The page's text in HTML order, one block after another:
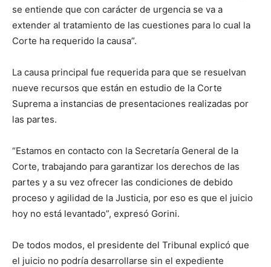
se entiende que con carácter de urgencia se va a
extender al tratamiento de las cuestiones para lo cual la
Corte ha requerido la causa”.
La causa principal fue requerida para que se resuelvan
nueve recursos que están en estudio de la Corte
Suprema a instancias de presentaciones realizadas por
las partes.
“Estamos en contacto con la Secretaría General de la
Corte, trabajando para garantizar los derechos de las
partes y a su vez ofrecer las condiciones de debido
proceso y agilidad de la Justicia, por eso es que el juicio
hoy no está levantado”, expresó Gorini.
De todos modos, el presidente del Tribunal explicó que
el juicio no podría desarrollarse sin el expediente